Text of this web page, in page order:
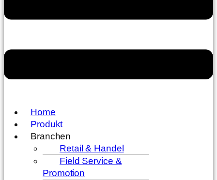
Home
Produkt
Branchen
Retail & Handel
Field Service &
Promotion